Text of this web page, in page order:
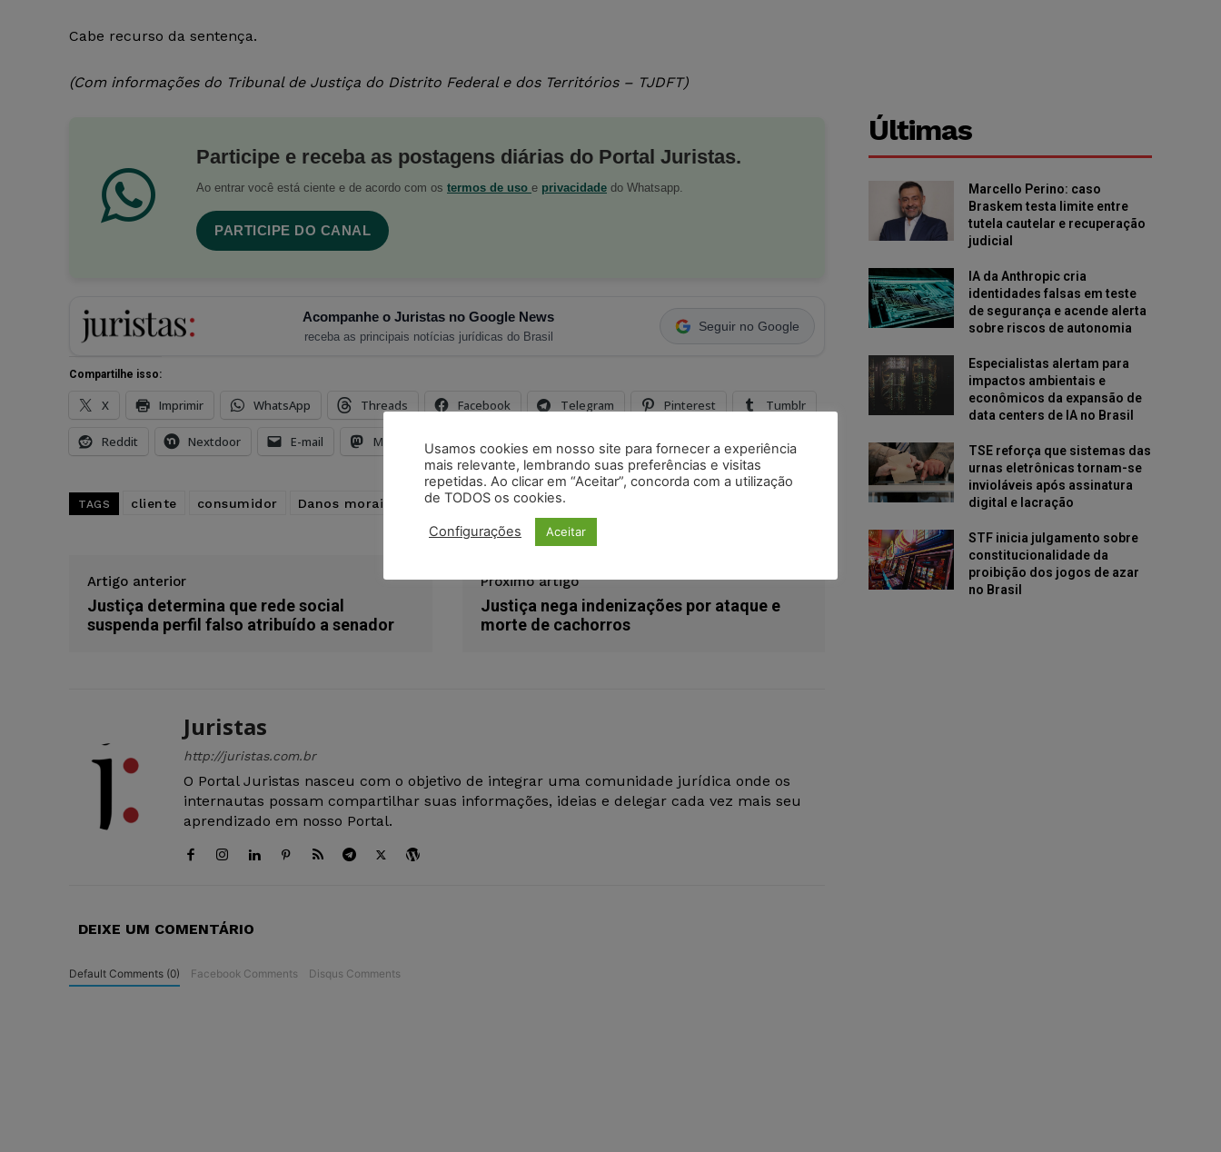
Cabe recurso da sentença.
(Com informações do Tribunal de Justiça do Distrito Federal e dos Territórios – TJDFT)
Participe e receba as postagens diárias do Portal Juristas.
Ao entrar você está ciente e de acordo com os termos de uso e privacidade do Whatsapp.
PARTICIPE DO CANAL
Acompanhe o Juristas no Google News
receba as principais notícias jurídicas do Brasil
Seguir no Google
Compartilhe isso:
X Imprimir WhatsApp Threads Facebook Telegram Pinterest Tumblr
Reddit Nextdoor E-mail Mastodon LinkedIn
TAGS cliente consumidor Danos morais Indenização sigilo telefônico
Artigo anterior
Justiça determina que rede social
suspenda perfil falso atribuído a senador
Próximo artigo
Justiça nega indenizações por ataque e
morte de cachorros
Juristas
http://juristas.com.br
O Portal Juristas nasceu com o objetivo de integrar uma comunidade jurídica onde os
internautas possam compartilhar suas informações, ideias e delegar cada vez mais seu
aprendizado em nosso Portal.
DEIXE UM COMENTÁRIO
Default Comments (0) Facebook Comments Disqus Comments
Últimas
Marcello Perino: caso
Braskem testa limite entre
tutela cautelar e recuperação
judicial
IA da Anthropic cria
identidades falsas em teste
de segurança e acende alerta
sobre riscos de autonomia
Especialistas alertam para
impactos ambientais e
econômicos da expansão de
data centers de IA no Brasil
TSE reforça que sistemas das
urnas eletrônicas tornam-se
invioláveis após assinatura
digital e lacração
STF inicia julgamento sobre
constitucionalidade da
proibição dos jogos de azar
no Brasil
Usamos cookies em nosso site para fornecer a experiência
mais relevante, lembrando suas preferências e visitas
repetidas. Ao clicar em “Aceitar”, concorda com a utilização
de TODOS os cookies.
Configurações Aceitar